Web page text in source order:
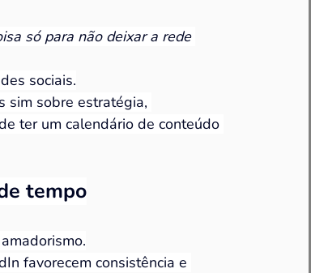
só para não deixar a rede
sociais.
sim sobre estratégia,
ter um calendário de conteúdo
tempo
favorecem consistência e